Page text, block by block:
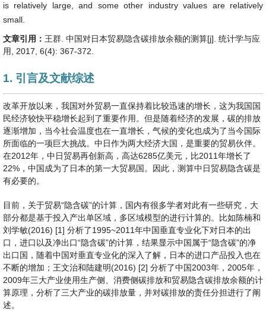
is relatively large, and some other industry values are relatively
small.
文章引用： 王群. 中国对日本贸易隐含碳排放余额的测算[j]. 统计学与应
用, 2017, 6(4): 367-372.
1. 引言及文献综述
改革开放以来，我国对外贸易一直保持着比较迅速的增长，这为我国国
民经济较快平稳增长起到了重要作用。但是随着经济的发展，碳的排放
逐渐增加，当今社会温度也在一直增长，气候的变化也成为了当今国际
所面临的一项巨大挑战。中日作为两大经济大国，是重要的贸易伙伴。
在2012年，中日贸易再创新高，高达6285亿美元，比2011年增长了
22%，中国成为了日本的第一大贸易国。因此，测算中日贸易隐含碳是
有必要的。
目前，关于贸易“隐含碳”的计算，国内有很多学者对此有一些研究，大
部分都是基于投入产出单区域，多区域模型的进行计算的。比如陈楠和
刘学敏(2016) [1] 分析了1995~2011年中国垂直专业化下对日本的出
口，进口以及净出口“隐含碳”的计算，结果显示中国属于“隐含碳”的净
出口国，随着中国对垂直专业化的深入了解，日本的进口产品投入也在
不断的增加；王文治和陆建明(2016) [2] 分析了中国2003年，2005年，
2009年三大产业使用生产侧、消费侧碳排放和贸易隐含碳排放余额的计
算原理，分析了三大产业的碳排放量，并对碳排放的责任分担进行了阐
述。